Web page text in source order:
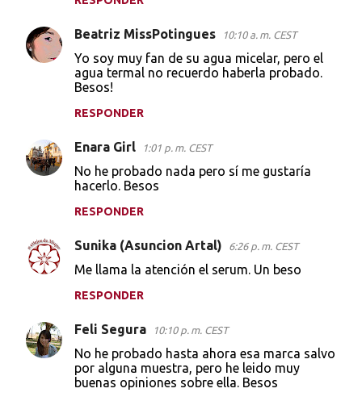
Beatriz MissPotingues 10:10 a. m. CEST
Yo soy muy fan de su agua micelar, pero el
agua termal no recuerdo haberla probado.
Besos!
RESPONDER
Enara Girl 1:01 p. m. CEST
No he probado nada pero sí me gustaría
hacerlo. Besos
RESPONDER
Sunika (Asuncion Artal) 6:26 p. m. CEST
Me llama la atención el serum. Un beso
RESPONDER
Feli Segura 10:10 p. m. CEST
No he probado hasta ahora esa marca salvo
por alguna muestra, pero he leido muy
buenas opiniones sobre ella. Besos